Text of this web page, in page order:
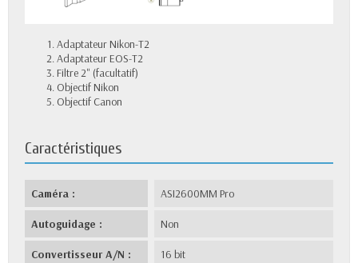
Adaptateur Nikon-T2
Adaptateur EOS-T2
Filtre 2" (facultatif)
Objectif Nikon
Objectif Canon
Caractéristiques
Caméra : ASI2600MM Pro
Autoguidage : Non
Convertisseur A/N : 16 bit